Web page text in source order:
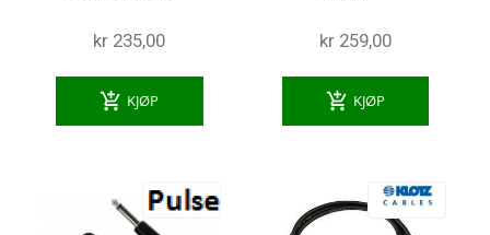
kr 235,00
add_shopping_cart KJØP
kr 259,00
add_shopping_cart KJØP